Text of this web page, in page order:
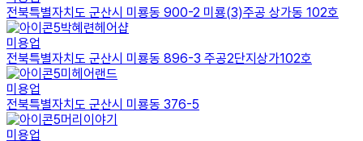
전북특별자치도 군산시 미룡동 900-2 미룡(3)주공 상가동 102호
박혜련헤어샵
미용업
전북특별자치도 군산시 미룡동 896-3 주공2단지상가102호
미헤어랜드
미용업
전북특별자치도 군산시 미룡동 376-5
머리이야기
미용업